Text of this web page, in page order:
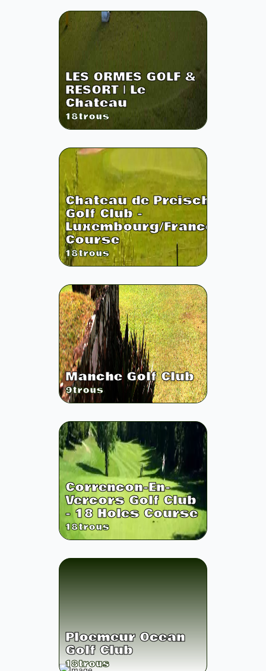
LES ORMES GOLF &
RESORT | Le
Chateau
18trous
Chateau de Preisch
Golf Club -
Luxembourg/France
Course
18trous
Manche Golf Club
9trous
Correncon-En-
Vercors Golf Club
- 18 Holes Course
18trous
Ploemeur Ocean
Golf Club
18trous